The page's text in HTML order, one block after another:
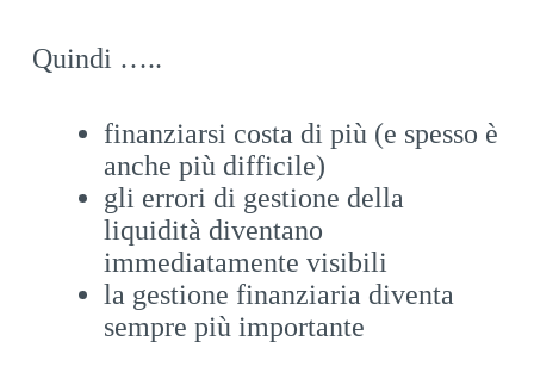
Quindi …..
finanziarsi costa di più (e spesso è
anche più difficile)
gli errori di gestione della
liquidità diventano
immediatamente visibili
la gestione finanziaria diventa
sempre più importante